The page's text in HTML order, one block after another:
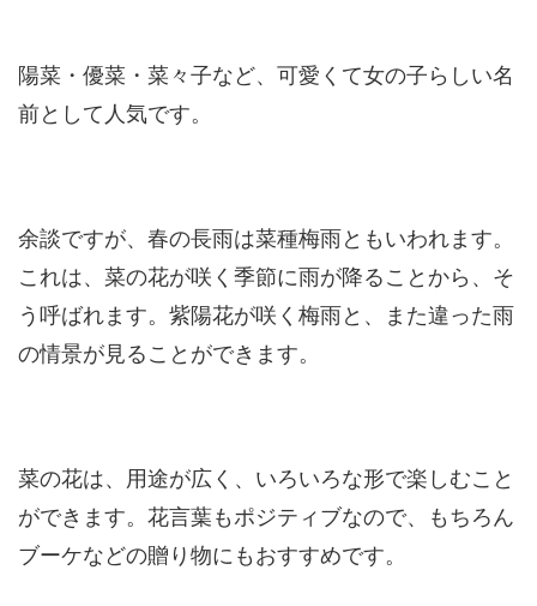
陽菜・優菜・菜々子など、可愛くて女の子らしい名
前として人気です。
余談ですが、春の長雨は菜種梅雨ともいわれます。
これは、菜の花が咲く季節に雨が降ることから、そ
う呼ばれます。紫陽花が咲く梅雨と、また違った雨
の情景が見ることができます。
菜の花は、用途が広く、いろいろな形で楽しむこと
ができます。花言葉もポジティブなので、もちろん
ブーケなどの贈り物にもおすすめです。